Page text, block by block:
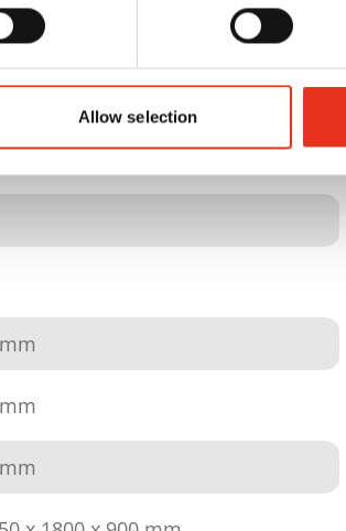
Allow selection
de réception réutilisable